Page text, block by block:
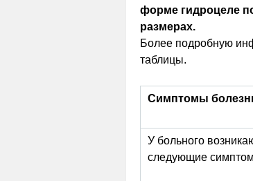
форме гидроцеле
размерах.
Более подробную
таблицы.
Симптомы
У больного
следующие